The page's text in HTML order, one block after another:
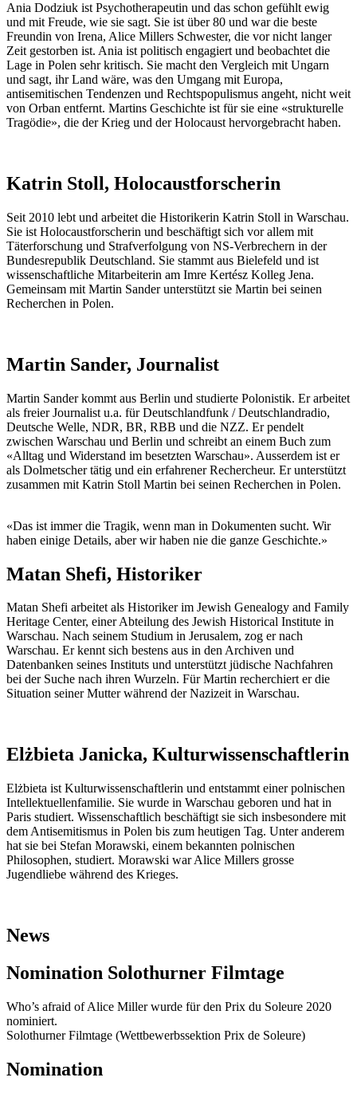
Ania Dodziuk ist Psychotherapeutin und das schon gefühlt ewig
und mit Freude, wie sie sagt. Sie ist über 80 und war die beste
Freundin von Irena, Alice Millers Schwester, die vor nicht langer
Zeit gestorben ist. Ania ist politisch engagiert und beobachtet die
Lage in Polen sehr kritisch. Sie macht den Vergleich mit Ungarn
und sagt, ihr Land wäre, was den Umgang mit Europa,
antisemitischen Tendenzen und Rechtspopulismus angeht, nicht weit
von Orban entfernt. Martins Geschichte ist für sie eine «strukturelle
Tragödie», die der Krieg und der Holocaust hervorgebracht haben.
Katrin Stoll, Holocaustforscherin
Seit 2010 lebt und arbeitet die Historikerin Katrin Stoll in Warschau.
Sie ist Holocaust­forscherin und beschäftigt sich vor allem mit
Täterforschung und Strafverfolgung von NS-Verbrechern in der
Bundesrepublik Deutschland. Sie stammt aus Bielefeld und ist
wissenschaftliche Mitarbeiterin am Imre Kertész Kolleg Jena.
Gemeinsam mit Martin Sander unterstützt sie Martin bei seinen
Recherchen in Polen.
Martin Sander, Journalist
Martin Sander kommt aus Berlin und studierte Polonistik. Er arbeitet
als freier Journalist u.a. für Deutschlandfunk / Deutschlandradio,
Deutsche Welle, NDR, BR, RBB und die NZZ. Er pendelt
zwischen Warschau und Berlin und schreibt an einem Buch zum
«Alltag und Widerstand im besetzten Warschau». Ausserdem ist er
als Dolmetscher tätig und ein erfahrener Rechercheur. Er unterstützt
zusammen mit Katrin Stoll Martin bei seinen Recherchen in Polen.
«Das ist immer die Tragik, wenn man in Dokumenten sucht. Wir
haben einige Details, aber wir haben nie die ganze Geschichte.»
Matan Shefi, Historiker
Matan Shefi arbeitet als Historiker im Jewish Genealogy and Family
Heritage Center, einer Abteilung des Jewish Historical Institute in
Warschau. Nach seinem Studium in Jerusalem, zog er nach
Warschau. Er kennt sich bestens aus in den Archiven und
Datenbanken seines Instituts und unterstützt jüdische Nachfahren
bei der Suche nach ihren Wurzeln. Für Martin recherchiert er die
Situation seiner Mutter während der Nazizeit in Warschau.
Elżbieta Janicka, Kulturwissenschaftlerin
Elżbieta ist Kulturwissenschaftlerin und entstammt einer polnischen
Intellektuellenfamilie. Sie wurde in Warschau geboren und hat in
Paris studiert. Wissenschaftlich beschäftigt sie sich insbesondere mit
dem Antisemitismus in Polen bis zum heutigen Tag. Unter anderem
hat sie bei Stefan Morawski, einem bekannten polnischen
Philosophen, studiert. Morawski war Alice Millers grosse
Jugendliebe während des Krieges.
News
Nomination Solothurner Filmtage
Who’s afraid of Alice Miller wurde für den Prix du Soleure 2020
nominiert.
Solothurner Filmtage (Wettbewerbssektion Prix de Soleure)
Nomination